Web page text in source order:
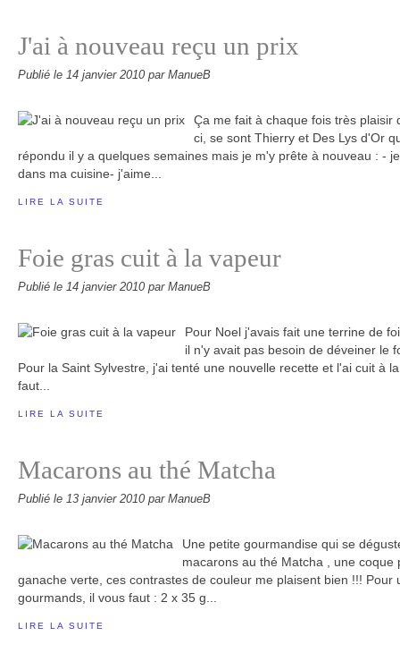
J'ai à nouveau reçu un prix
Publié le 14 janvier 2010 par ManueB
Ça me fait à chaque fois très plaisir
ci, se sont Thierry et Des Lys d'Or
répondu il y a quelques semaines mais je m'y prête à nouveau : -
dans ma cuisine- j'aime...
LIRE LA SUITE
Foie gras cuit à la vapeur
Publié le 14 janvier 2010 par ManueB
Pour Noel j'avais fait une terrine de
il n'y avait pas besoin de déveiner le
Pour la Saint Sylvestre, j'ai tenté une nouvelle recette et l'ai cuit à
faut...
LIRE LA SUITE
Macarons au thé Matcha
Publié le 13 janvier 2010 par ManueB
Une petite gourmandise qui se
macarons au thé Matcha , une coque
ganache verte, ces contrastes de couleur me plaisent bien !!! Pour
gourmands, il vous faut : 2 x 35 g...
LIRE LA SUITE